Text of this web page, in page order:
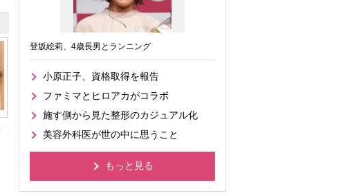
登坂絵莉、4歳長男とランニング
小原正子、資格取得を報告
ファミマとヒロアカがコラボ
施す側から見た整形のカジュアル化
美容外科医が世の中に思うこと
もっと見る